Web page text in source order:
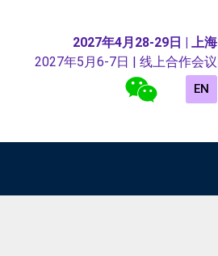
2027年4月28-29日 | 上海
2027年5月6-7日 | 线上合作会议
EN